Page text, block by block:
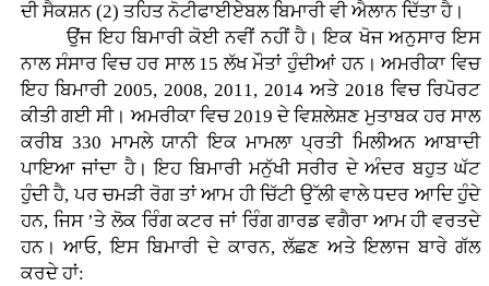
ਦੀ ਸੈਕਸ਼ਨ (2) ਤਹਿਤ ਨੋਟੀਫਾਈਏਬਲ ਬਿਮਾਰੀ ਵੀ ਐਲਾਨ ਦਿੱਤਾ ਹੈ।
ਉਂਜ ਇਹ ਬਿਮਾਰੀ ਕੋਈ ਨਵੀਂ ਨਹੀਂ ਹੈ। ਇਕ ਖੋਜ ਅਨੁਸਾਰ ਇਸ
ਨਾਲ ਸੰਸਾਰ ਵਿਚ ਹਰ ਸਾਲ 15 ਲੱਖ ਮੌਤਾਂ ਹੁੰਦੀਆਂ ਹਨ। ਅਮਰੀਕਾ ਵਿਚ
ਇਹ ਬਿਮਾਰੀ 2005, 2008, 2011, 2014 ਅਤੇ 2018 ਵਿਚ ਰਿਪੋਰਟ
ਕੀਤੀ ਗਈ ਸੀ। ਅਮਰੀਕਾ ਵਿਚ 2019 ਦੇ ਵਿਸ਼ਲੇਸ਼ਣ ਮੁਤਾਬਕ ਹਰ ਸਾਲ
ਕਰੀਬ 330 ਮਾਮਲੇ ਯਾਨੀ ਇਕ ਮਾਮਲਾ ਪ੍ਰਤੀ ਮਿਲੀਅਨ ਆਬਾਦੀ
ਪਾਇਆ ਜਾਂਦਾ ਹੈ। ਇਹ ਬਿਮਾਰੀ ਮਨੁੱਖੀ ਸਰੀਰ ਦੇ ਅੰਦਰ ਬਹੁਤ ਘੱਟ
ਹੁੰਦੀ ਹੈ, ਪਰ ਚਮੜੀ ਰੋਗ ਤਾਂ ਆਮ ਹੀ ਚਿੱਟੀ ਉੱਲੀ ਵਾਲੇ ਧਦਰ ਆਦਿ ਹੁੰਦੇ
ਹਨ, ਜਿਸ ’ਤੇ ਲੋਕ ਰਿੰਗ ਕਟਰ ਜਾਂ ਰਿੰਗ ਗਾਰਡ ਵਗੈਰਾ ਆਮ ਹੀ ਵਰਤਦੇ
ਹਨ। ਆਓ, ਇਸ ਬਿਮਾਰੀ ਦੇ ਕਾਰਨ, ਲੱਛਣ ਅਤੇ ਇਲਾਜ ਬਾਰੇ ਗੱਲ
ਕਰਦੇ ਹਾਂ: